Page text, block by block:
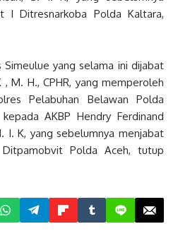
I Ditresnarkoba Polda Kaltara,
Simeulue yang selama ini dijabat
, M. H., CPHR, yang memperoleh
Pelabuhan Belawan Polda
AKBP Hendry Ferdinand
I. K, yang sebelumnya menjabat
Polda Aceh, tutup